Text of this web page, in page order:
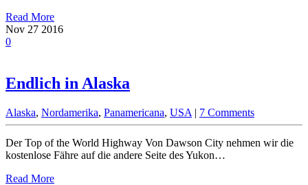
Read More
Nov 27 2016
0
Endlich in Alaska
Alaska, Nordamerika, Panamericana, USA | 7 Comments
Der Top of the World Highway Von Dawson City nehmen wir die
kostenlose Fähre auf die andere Seite des Yukon…
Read More